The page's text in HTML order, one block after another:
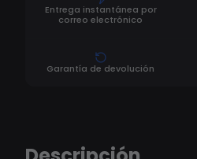
Entrega instantánea por
correo electrónico
Garantía de devolución